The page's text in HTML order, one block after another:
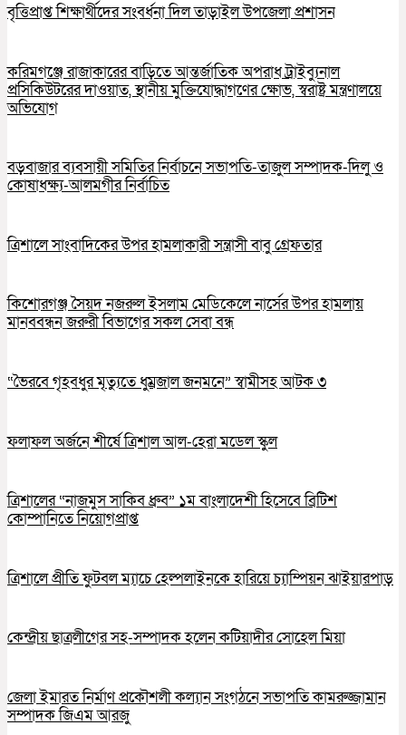
বৃত্তিপ্রাপ্ত শিক্ষার্থীদের সংবর্ধনা দিল তাড়াইল উপজেলা প্রশাসন
করিমগঞ্জে রাজাকারের বাড়িতে আন্তর্জাতিক অপরাধ ট্রাইব্যুনাল
প্রসিকিউটরের দাওয়াত, স্থানীয় মুক্তিযোদ্ধাগণের ক্ষোভ, স্বরাষ্ট্র মন্ত্রণালয়ে
অভিযোগ
বড়বাজার ব্যবসায়ী সমিতির নির্বাচনে সভাপতি-তাজুল সম্পাদক-দিলু ও
কোষাধক্ষ্য-আলমগীর নির্বাচিত
ত্রিশালে সাংবাদিকের উপর হামলাকারী সন্ত্রাসী বাবু গ্রেফতার
কিশোরগঞ্জ সৈয়দ নজরুল ইসলাম মেডিকেলে নার্সের উপর হামলায়
মানববন্ধন জরুরী বিভাগের সকল সেবা বন্ধ
“ভৈরবে গৃহবধুর মৃত্যুতে ধুম্রজাল জনমনে” স্বামীসহ আটক ৩
ফলাফল অর্জনে শীর্ষে ত্রিশাল আল-হেরা মডেল স্কুল
ত্রিশালের “নাজমুস সাকিব ধ্রুব” ১ম বাংলাদেশী হিসেবে ব্রিটিশ
কোম্পানিতে নিয়োগপ্রাপ্ত
ত্রিশালে প্রীতি ফুটবল ম্যাচে হেল্পলাইনকে হারিয়ে চ্যাম্পিয়ন ঝাইয়ারপাড়
কেন্দ্রীয় ছাত্রলীগের সহ-সম্পাদক হলেন কটিয়াদীর সোহেল মিয়া
জেলা ইমারত নির্মাণ প্রকৌশলী কল্যান সংগঠনে সভাপতি কামরুজ্জামান
সম্পাদক জিএম আরজু